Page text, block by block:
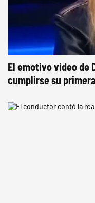
El emotivo video de
cumplirse su